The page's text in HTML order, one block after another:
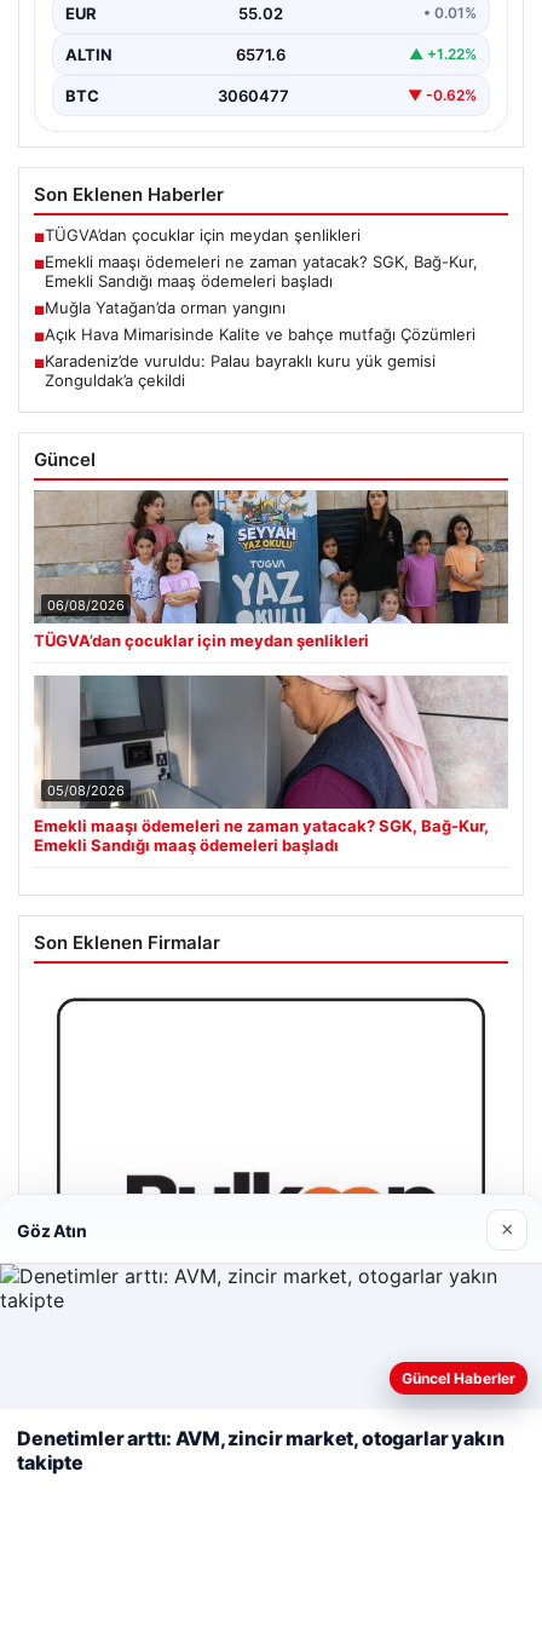
EUR 55.02 • 0.01%
ALTIN 6571.6 ▲ +1.22%
BTC 3060477 ▼ -0.62%
Son Eklenen Haberler
■TÜGVA’dan çocuklar için meydan şenlikleri
■Emekli maaşı ödemeleri ne zaman yatacak? SGK, Bağ-Kur,
Emekli Sandığı maaş ödemeleri başladı
■Muğla Yatağan’da orman yangını
■Açık Hava Mimarisinde Kalite ve bahçe mutfağı Çözümleri
■Karadeniz’de vuruldu: Palau bayraklı kuru yük gemisi
Zonguldak’a çekildi
Güncel
06/08/2026
TÜGVA’dan çocuklar için meydan şenlikleri
05/08/2026
Emekli maaşı ödemeleri ne zaman yatacak? SGK, Bağ-Kur,
Emekli Sandığı maaş ödemeleri başladı
Son Eklenen Firmalar
Bulkoon Toptan Ayakkabı
Web sitemizi nasıl kullandığınızı daha iyi anlayabilmek,
kullanıyoruz.
Çerez Politikamız
Reddet
Göz Atın ×
Güncel Haberler
Denetimler arttı: AVM, zincir market, otogarlar yakın
takipte